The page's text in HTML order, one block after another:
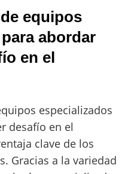
equipos
abordar
en el
especializados
desafío en el
clave de los
Gracias a la variedad